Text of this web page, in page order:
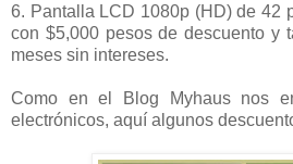
6. Pantalla LCD 1080p (HD) de 42
con $5,000 pesos de descuento y
meses sin intereses.
Como en el Blog Myhaus nos
electrónicos, aquí algunos